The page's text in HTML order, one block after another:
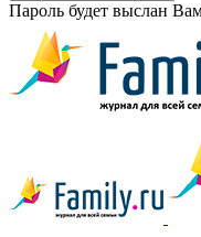
Пароль будет выслан